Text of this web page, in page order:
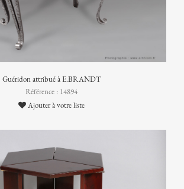
Guéridon attribué à E.BRANDT
Référence : 14894
Ajouter à votre liste